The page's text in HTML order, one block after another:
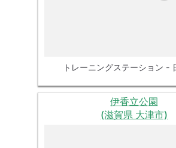
トレーニングステーション -
伊香立公園
(滋賀県 大津市)